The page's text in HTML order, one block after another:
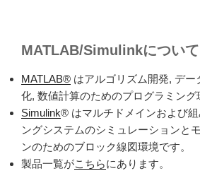
MATLAB/Simulinkについて
MATLAB® はアルゴリズム開発, デー
化, 数値計算のためのプログラミング
Simulink® はマルチドメインおよび
ングシステムのシミュレーションと
ンのためのブロック線図環境です。
製品一覧がこちらにあります。